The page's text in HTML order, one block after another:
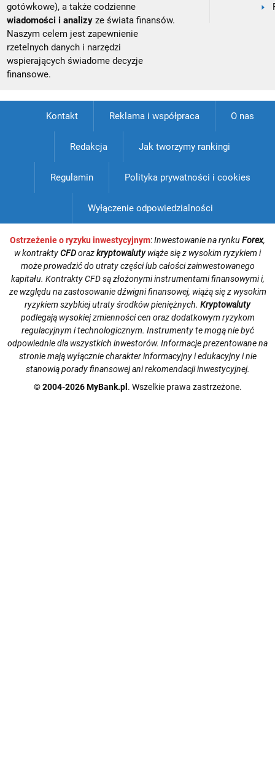
gotówkowe), a także codzienne
wiadomości i analizy ze świata finansów.
Naszym celem jest zapewnienie
rzetelnych danych i narzędzi
wspierających świadome decyzje
finansowe.
Kontakt Reklama i współpraca O nas
Redakcja Jak tworzymy rankingi
Regulamin Polityka prywatności i cookies
Wyłączenie odpowiedzialności
Ostrzeżenie o ryzyku inwestycyjnym:Inwestowanie na rynkuForex,
w kontraktyCFDorazkryptowalutywiąże się z wysokim ryzykiem i
może prowadzić do utraty części lub całości zainwestowanego
kapitału. Kontrakty CFD są złożonymi instrumentami finansowymi i,
ze względu na zastosowanie dźwigni finansowej, wiążą się z wysokim
ryzykiem szybkiej utraty środków pieniężnych. Kryptowaluty
podlegają wysokiej zmienności cen oraz dodatkowym ryzykom
regulacyjnym i technologicznym. Instrumenty te mogą nie być
odpowiednie dla wszystkich inwestorów. Informacje prezentowane na
stronie mają wyłącznie charakter informacyjny i edukacyjny i nie
stanowią porady finansowej ani rekomendacji inwestycyjnej.
© 2004-2026 MyBank.pl . Wszelkie prawa zastrzeżone.